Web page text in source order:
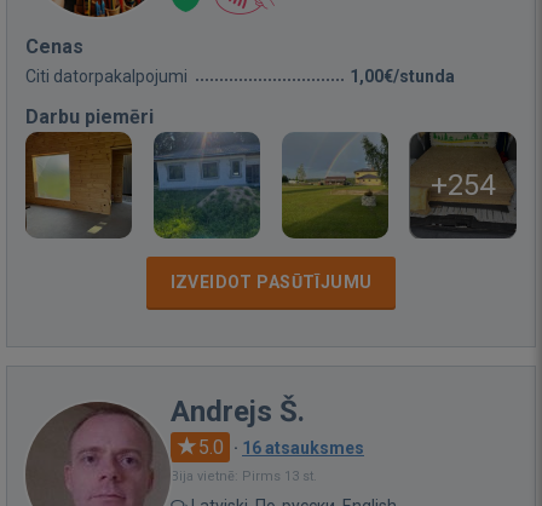
Cenas
Citi datorpakalpojumi 1,00€/stunda
Darbu piemēri
+254
IZVEIDOT PASŪTĪJUMU
Andrejs Š.
5.0 · 16 atsauksmes
Bija vietnē: Pirms 13 st.